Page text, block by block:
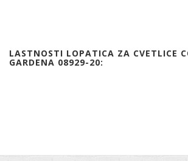
LASTNOSTI LOPATICA ZA CVETLICE
GARDENA 08929-20: